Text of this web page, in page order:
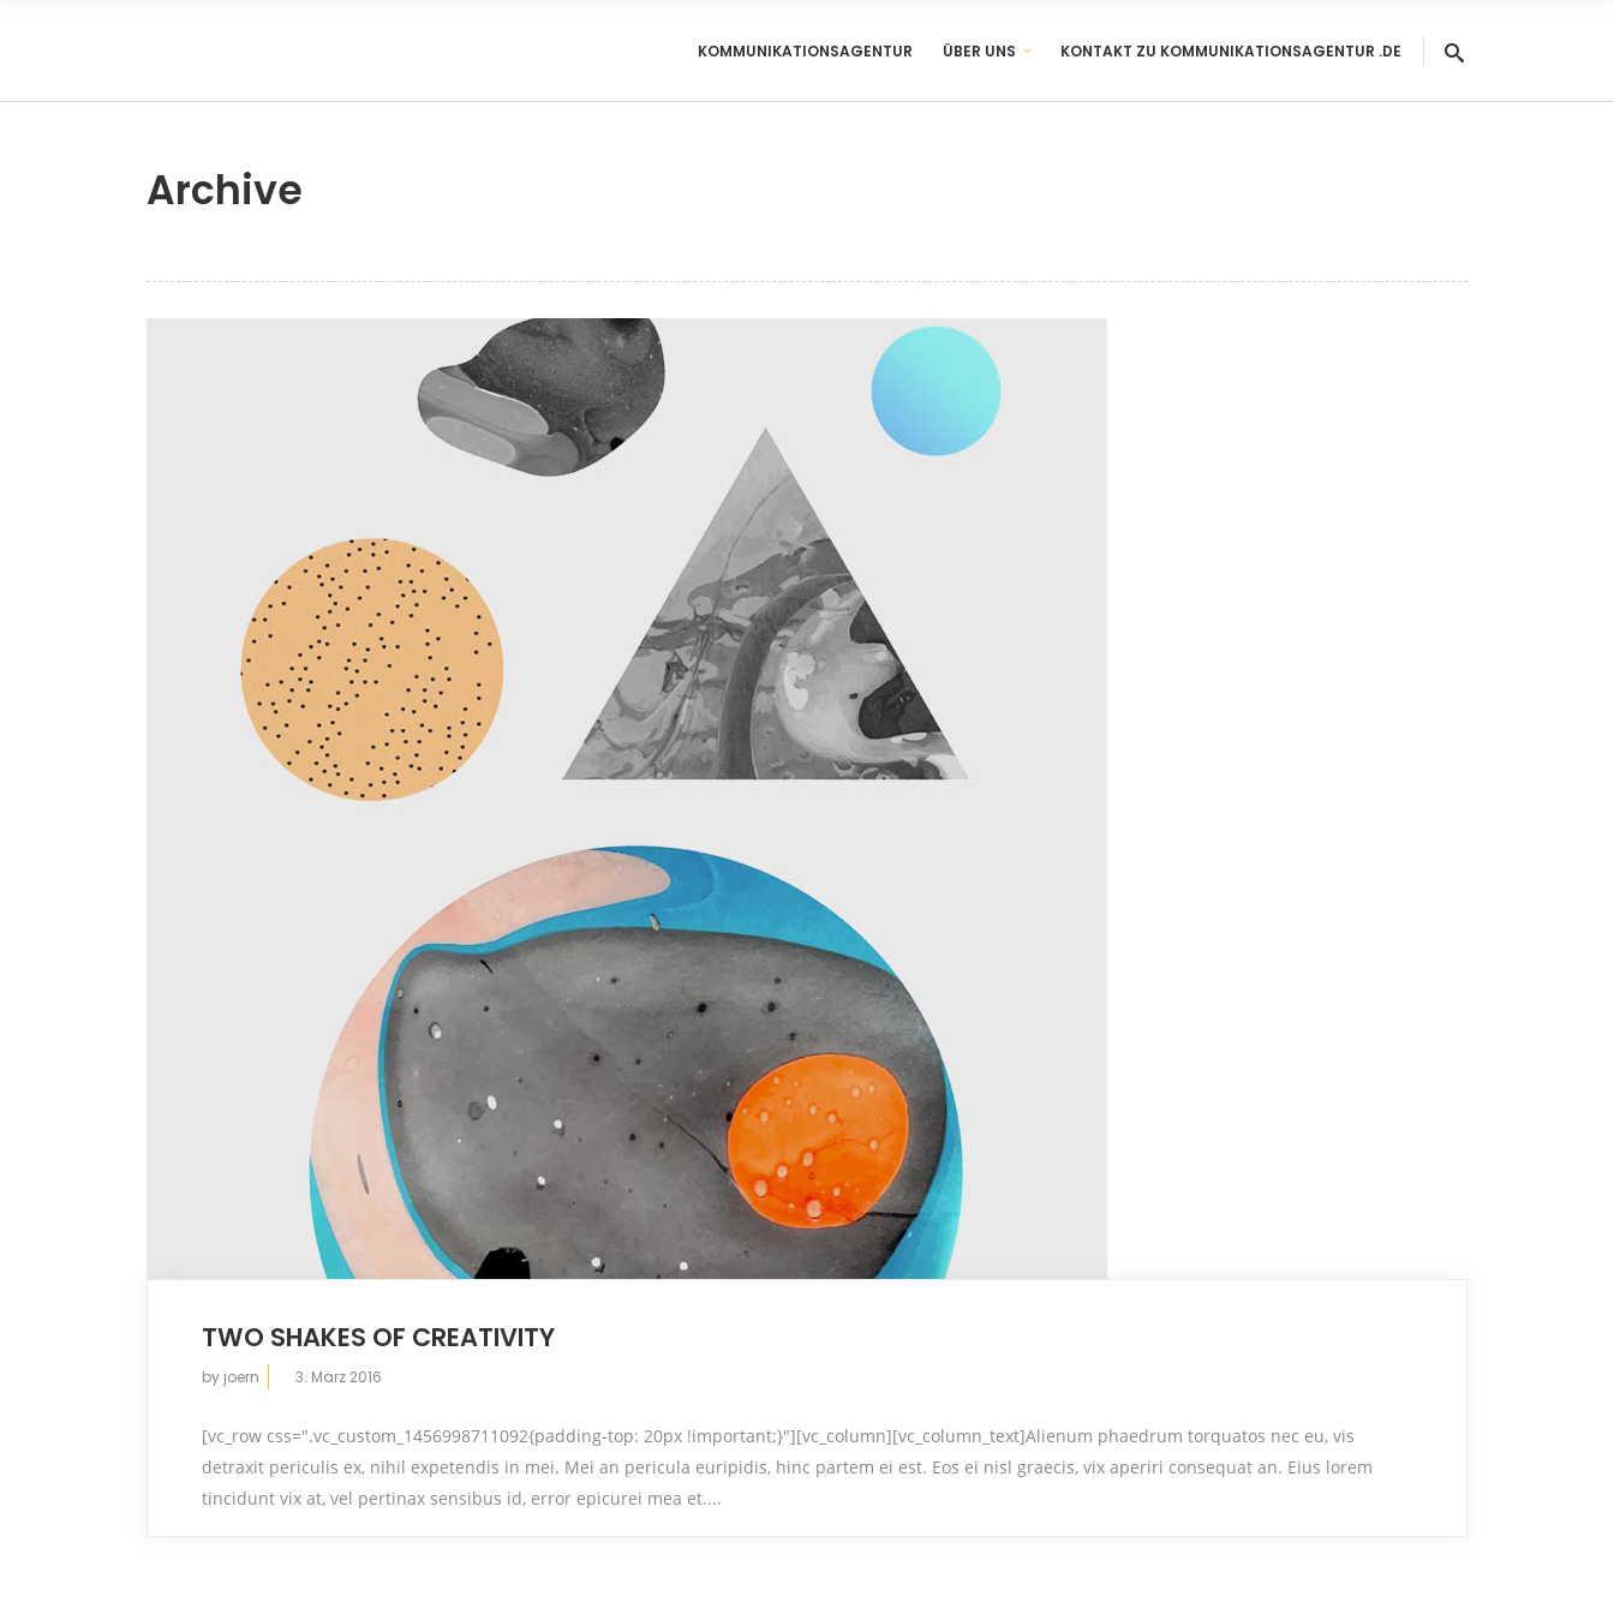
KOMMUNIKATIONSAGENTUR ÜBER UNS KONTAKT ZU KOMMUNIKATIONSAGENTUR .DE
Archive
TWO SHAKES OF CREATIVITY
by joern 3. März 2016
[vc_row css=".vc_custom_1456998711092{padding-top: 20px !important;}"][vc_column][vc_column_text]Alienum phaedrum torquatos nec eu, vis
detraxit periculis ex, nihil expetendis in mei. Mei an pericula euripidis, hinc partem ei est. Eos ei nisl graecis, vix aperiri consequat an. Eius lorem
tincidunt vix at, vel pertinax sensibus id, error epicurei mea et....